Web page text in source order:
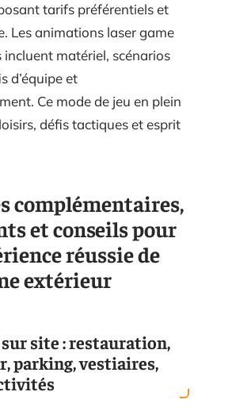
tarifs préférentiels et
Les animations laser game
incluent matériel, scénarios
d’équipe et
Ce mode de jeu en plein
défis tactiques et esprit
complémentaires,
et conseils pour
réussie de
extérieur
sur site : restauration,
parking, vestiaires,